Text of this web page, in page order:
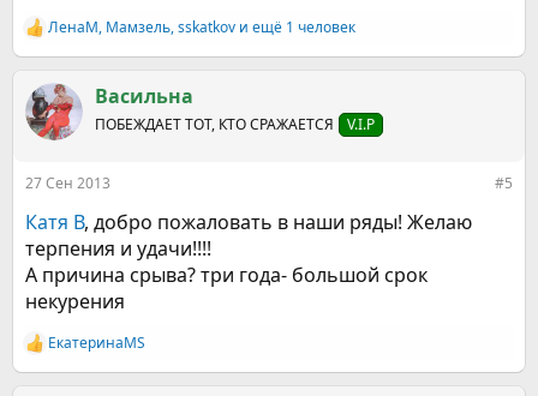
Р
е
к
ц
и
ЛенаМ, Мамзель,sskatkov и ещё 1 человек
Васильна
ПОБЕЖДАЕТ ТОТ, КТО СРАЖАЕТСЯ V.I.P
27 Сен 2013 #5
Катя В, добро пожаловать в наши ряды! Желаю
терпения и удачи!!!!
А причина срыва? три года- большой срок
некурения
Р
е
ЕкатеринаMS